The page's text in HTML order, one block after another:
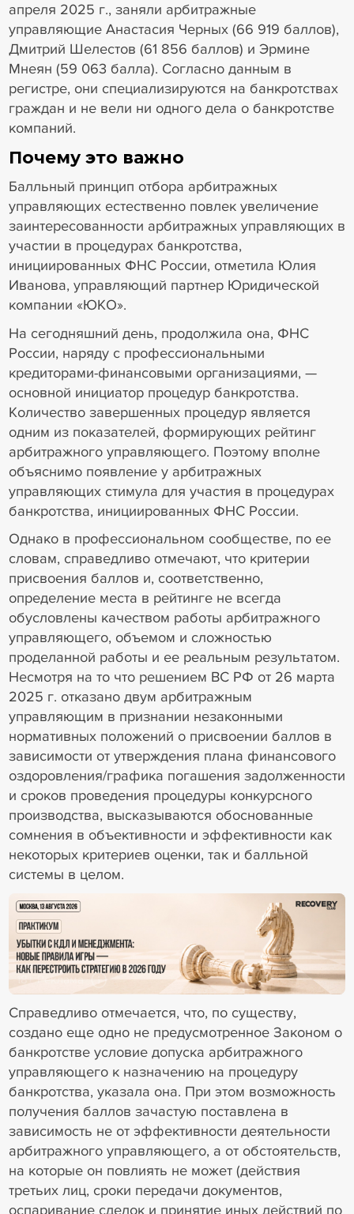
апреля 2025 г., заняли арбитражные
управляющие Анастасия Черных (66 919 баллов),
Дмитрий Шелестов (61 856 баллов) и Эрмине
Мнеян (59 063 балла). Согласно данным в
регистре, они специализируются на банкротствах
граждан и не вели ни одного дела о банкротстве
компаний.
Почему это важно
Балльный принцип отбора арбитражных
управляющих естественно повлек увеличение
заинтересованности арбитражных управляющих в
участии в процедурах банкротства,
инициированных ФНС России, отметила Юлия
Иванова, управляющий партнер Юридической
компании «ЮКО».
На сегодняшний день, продолжила она, ФНС
России, наряду с профессиональными
кредиторами-финансовыми организациями, —
основной инициатор процедур банкротства.
Количество завершенных процедур является
одним из показателей, формирующих рейтинг
арбитражного управляющего. Поэтому вполне
объяснимо появление у арбитражных
управляющих стимула для участия в процедурах
банкротства, инициированных ФНС России.
Однако в профессиональном сообществе, по ее
словам, справедливо отмечают, что критерии
присвоения баллов и, соответственно,
определение места в рейтинге не всегда
обусловлены качеством работы арбитражного
управляющего, объемом и сложностью
проделанной работы и ее реальным результатом.
Несмотря на то что решением ВС РФ от 26 марта
2025 г. отказано двум арбитражным
управляющим в признании незаконными
нормативных положений о присвоении баллов в
зависимости от утверждения плана финансового
оздоровления/графика погашения задолженности
и сроков проведения процедуры конкурсного
производства, высказываются обоснованные
сомнения в объективности и эффективности как
некоторых критериев оценки, так и балльной
системы в целом.
18+ Реклама
Справедливо отмечается, что, по существу,
создано еще одно не предусмотренное Законом о
банкротстве условие допуска арбитражного
управляющего к назначению на процедуру
банкротства, указала она. При этом возможность
получения баллов зачастую поставлена в
зависимость не от эффективности деятельности
арбитражного управляющего, а от обстоятельств,
на которые он повлиять не может (действия
третьих лиц, сроки передачи документов,
оспаривание сделок и принятие иных действий по